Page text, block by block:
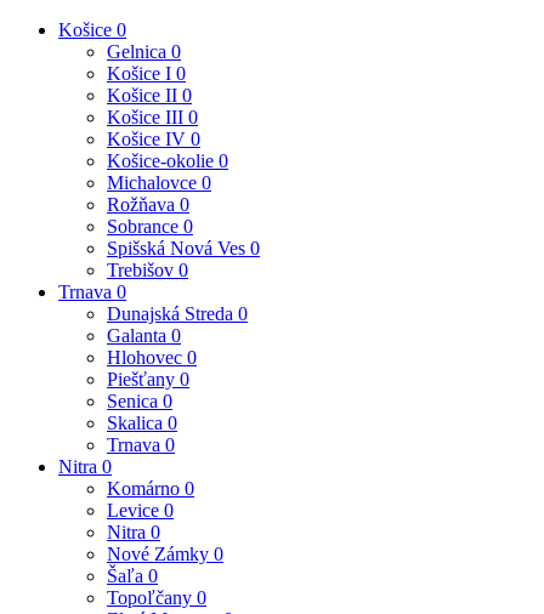
Košice 0
Gelnica 0
Košice I 0
Košice II 0
Košice III 0
Košice IV 0
Košice-okolie 0
Michalovce 0
Rožňava 0
Sobrance 0
Spišská Nová Ves 0
Trebišov 0
Trnava 0
Dunajská Streda 0
Galanta 0
Hlohovec 0
Piešťany 0
Senica 0
Skalica 0
Trnava 0
Nitra 0
Komárno 0
Levice 0
Nitra 0
Nové Zámky 0
Šaľa 0
Topoľčany 0